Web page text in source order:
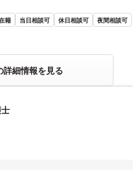
籍 当日相談可 休日相談可 夜間相談可
細情報を見る